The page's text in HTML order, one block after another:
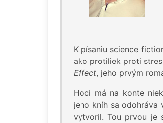
K písaniu science
ako protiliek proti
Effect, jeho prvým
Hoci má na konte
jeho kníh sa
vytvoril. Tou prvou je